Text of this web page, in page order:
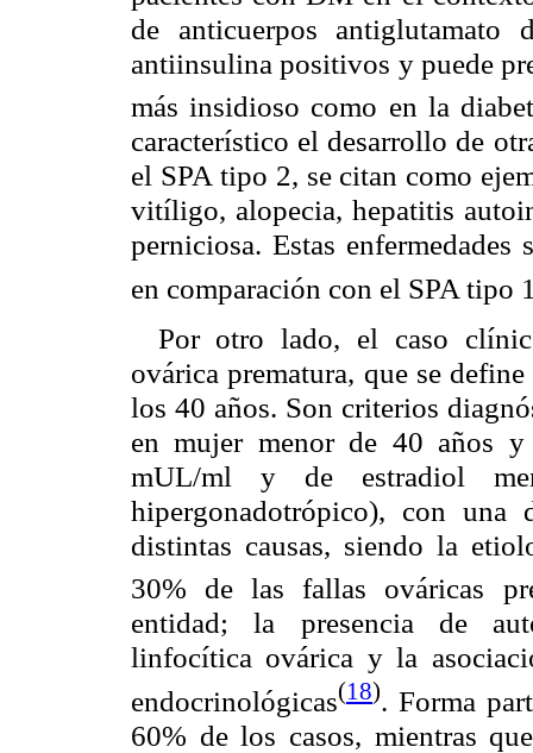
de anticuerpos antiglutamato
antiinsulina positivos y puede
más insidioso como en la
característico el desarrollo de
el SPA tipo 2, se citan como
vitíligo, alopecia, hepatitis
perniciosa. Estas enfermedades
en comparación con el SPA tipo
Por otro lado, el caso
ovárica prematura, que se
los 40 años. Son criterios
en mujer menor de 40 años y
mUL/ml y de estradiol
hipergonadotrópico), con una
distintas causas, siendo la
30% de las fallas ováricas
entidad; la presencia de
linfocítica ovárica y la
endocrinológicas(18). Forma
60% de los casos, mientras